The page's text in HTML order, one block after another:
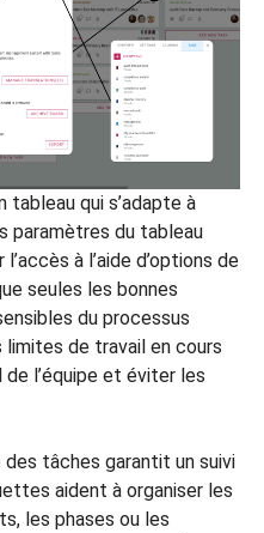
qui s’adapte à
paramètres du tableau
à l’aide d’options de
seules les bonnes
du processus
limites de travail en cours
l’équipe et éviter les
tâches garantit un suivi
aident à organiser les
les phases ou les